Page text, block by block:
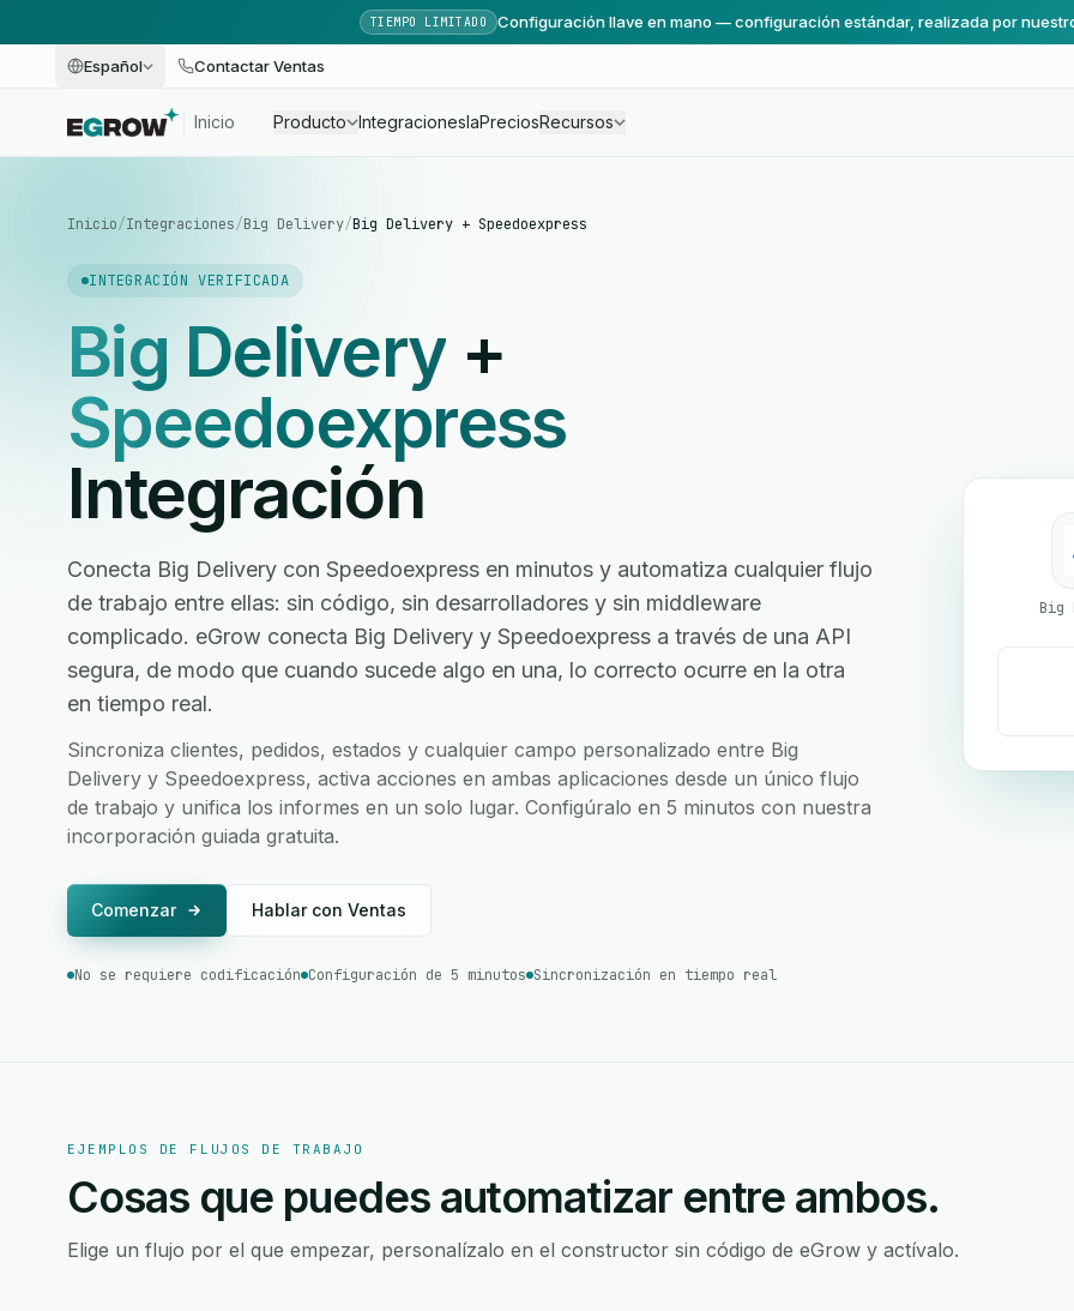
TIEMPO LIMITADO Configuración llave en mano — configuración estándar, realizada por
Español Contactar Ventas
Inicio Producto IntegracionesIaPreciosRecursos
Inicio/Integraciones/Big Delivery/Big Delivery + Speedoexpress
INTEGRACIÓN VERIFICADA
Big Delivery +
Speedoexpress
Integración
Conecta Big Delivery con Speedoexpress en minutos y automatiza cualquier flujo
de trabajo entre ellas: sin código, sin desarrolladores y sin middleware
complicado. eGrow conecta Big Delivery y Speedoexpress a través de una API
segura, de modo que cuando sucede algo en una, lo correcto ocurre en la otra
en tiempo real.
Sincroniza clientes, pedidos, estados y cualquier campo personalizado entre Big
Delivery y Speedoexpress, activa acciones en ambas aplicaciones desde un único flujo
de trabajo y unifica los informes en un solo lugar. Configúralo en 5 minutos con nuestra
incorporación guiada gratuita.
Comenzar Hablar con Ventas
No se requiere codificación Configuración de 5 minutos Sincronización en tiempo real
Big
EJEMPLOS DE FLUJOS DE TRABAJO
Cosas que puedes automatizar entre ambos.
Elige un flujo por el que empezar, personalízalo en el constructor sin código de eGrow y actívalo.